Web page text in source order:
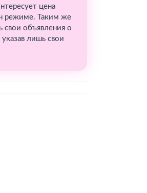
цена
режиме. Таким же
свои объявления о
лишь свои